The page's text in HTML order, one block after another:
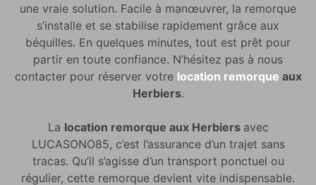
une vraie solution. Facile à manœuvrer, la remorque
s’installe et se stabilise rapidement grâce aux
béquilles. En quelques minutes, tout est prêt pour
partir en toute confiance. N’hésitez pas à nous
contacter pour réserver votre location remorque aux
Herbiers.
La location remorque aux Herbiers avec
LUCASONO85, c’est l’assurance d’un trajet sans
tracas. Qu’il s’agisse d’un transport ponctuel ou
régulier, cette remorque devient vite indispensable.